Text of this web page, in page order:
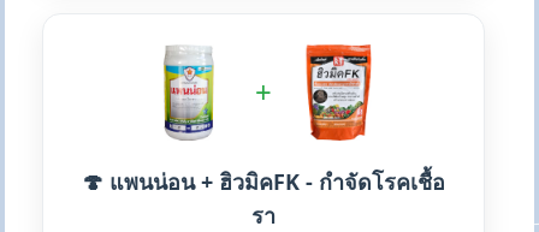
+
🍄 แพนน่อน + ฮิวมิคFK - กำจัดโรคเชื้อ
รา